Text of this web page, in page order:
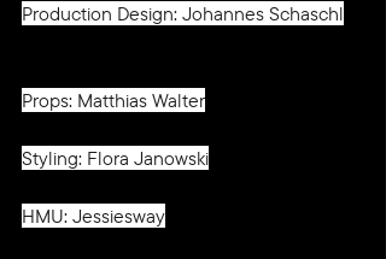
Production Design: Johannes Schaschl
Props: Matthias Walter
Styling: Flora Janowski
HMU: Jessiesway